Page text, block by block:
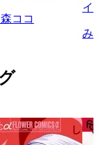
ココ
イ
み